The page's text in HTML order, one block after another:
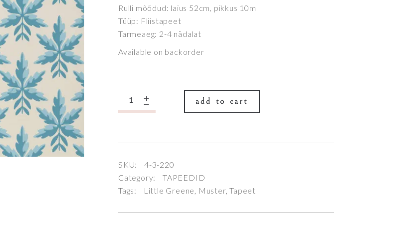
Rulli mõõdud: laius 52cm, pikkus 10m
Tüüp: Fliistapeet
Tarmeaeg: 2-4 nädalat
Available on backorder
Quantity add to cart
SKU:
4-3-220
Category:
TAPEEDID
Tags:
Little Greene, Muster,Tapeet